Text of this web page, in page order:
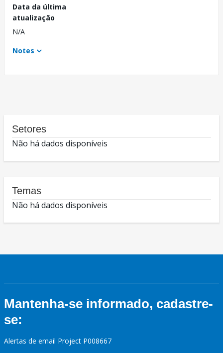
Data da última
atualização
N/A
Notes
Setores
Não há dados disponíveis
Temas
Não há dados disponíveis
Mantenha-se informado, cadastre-
se:
Alertas de email Project P008667